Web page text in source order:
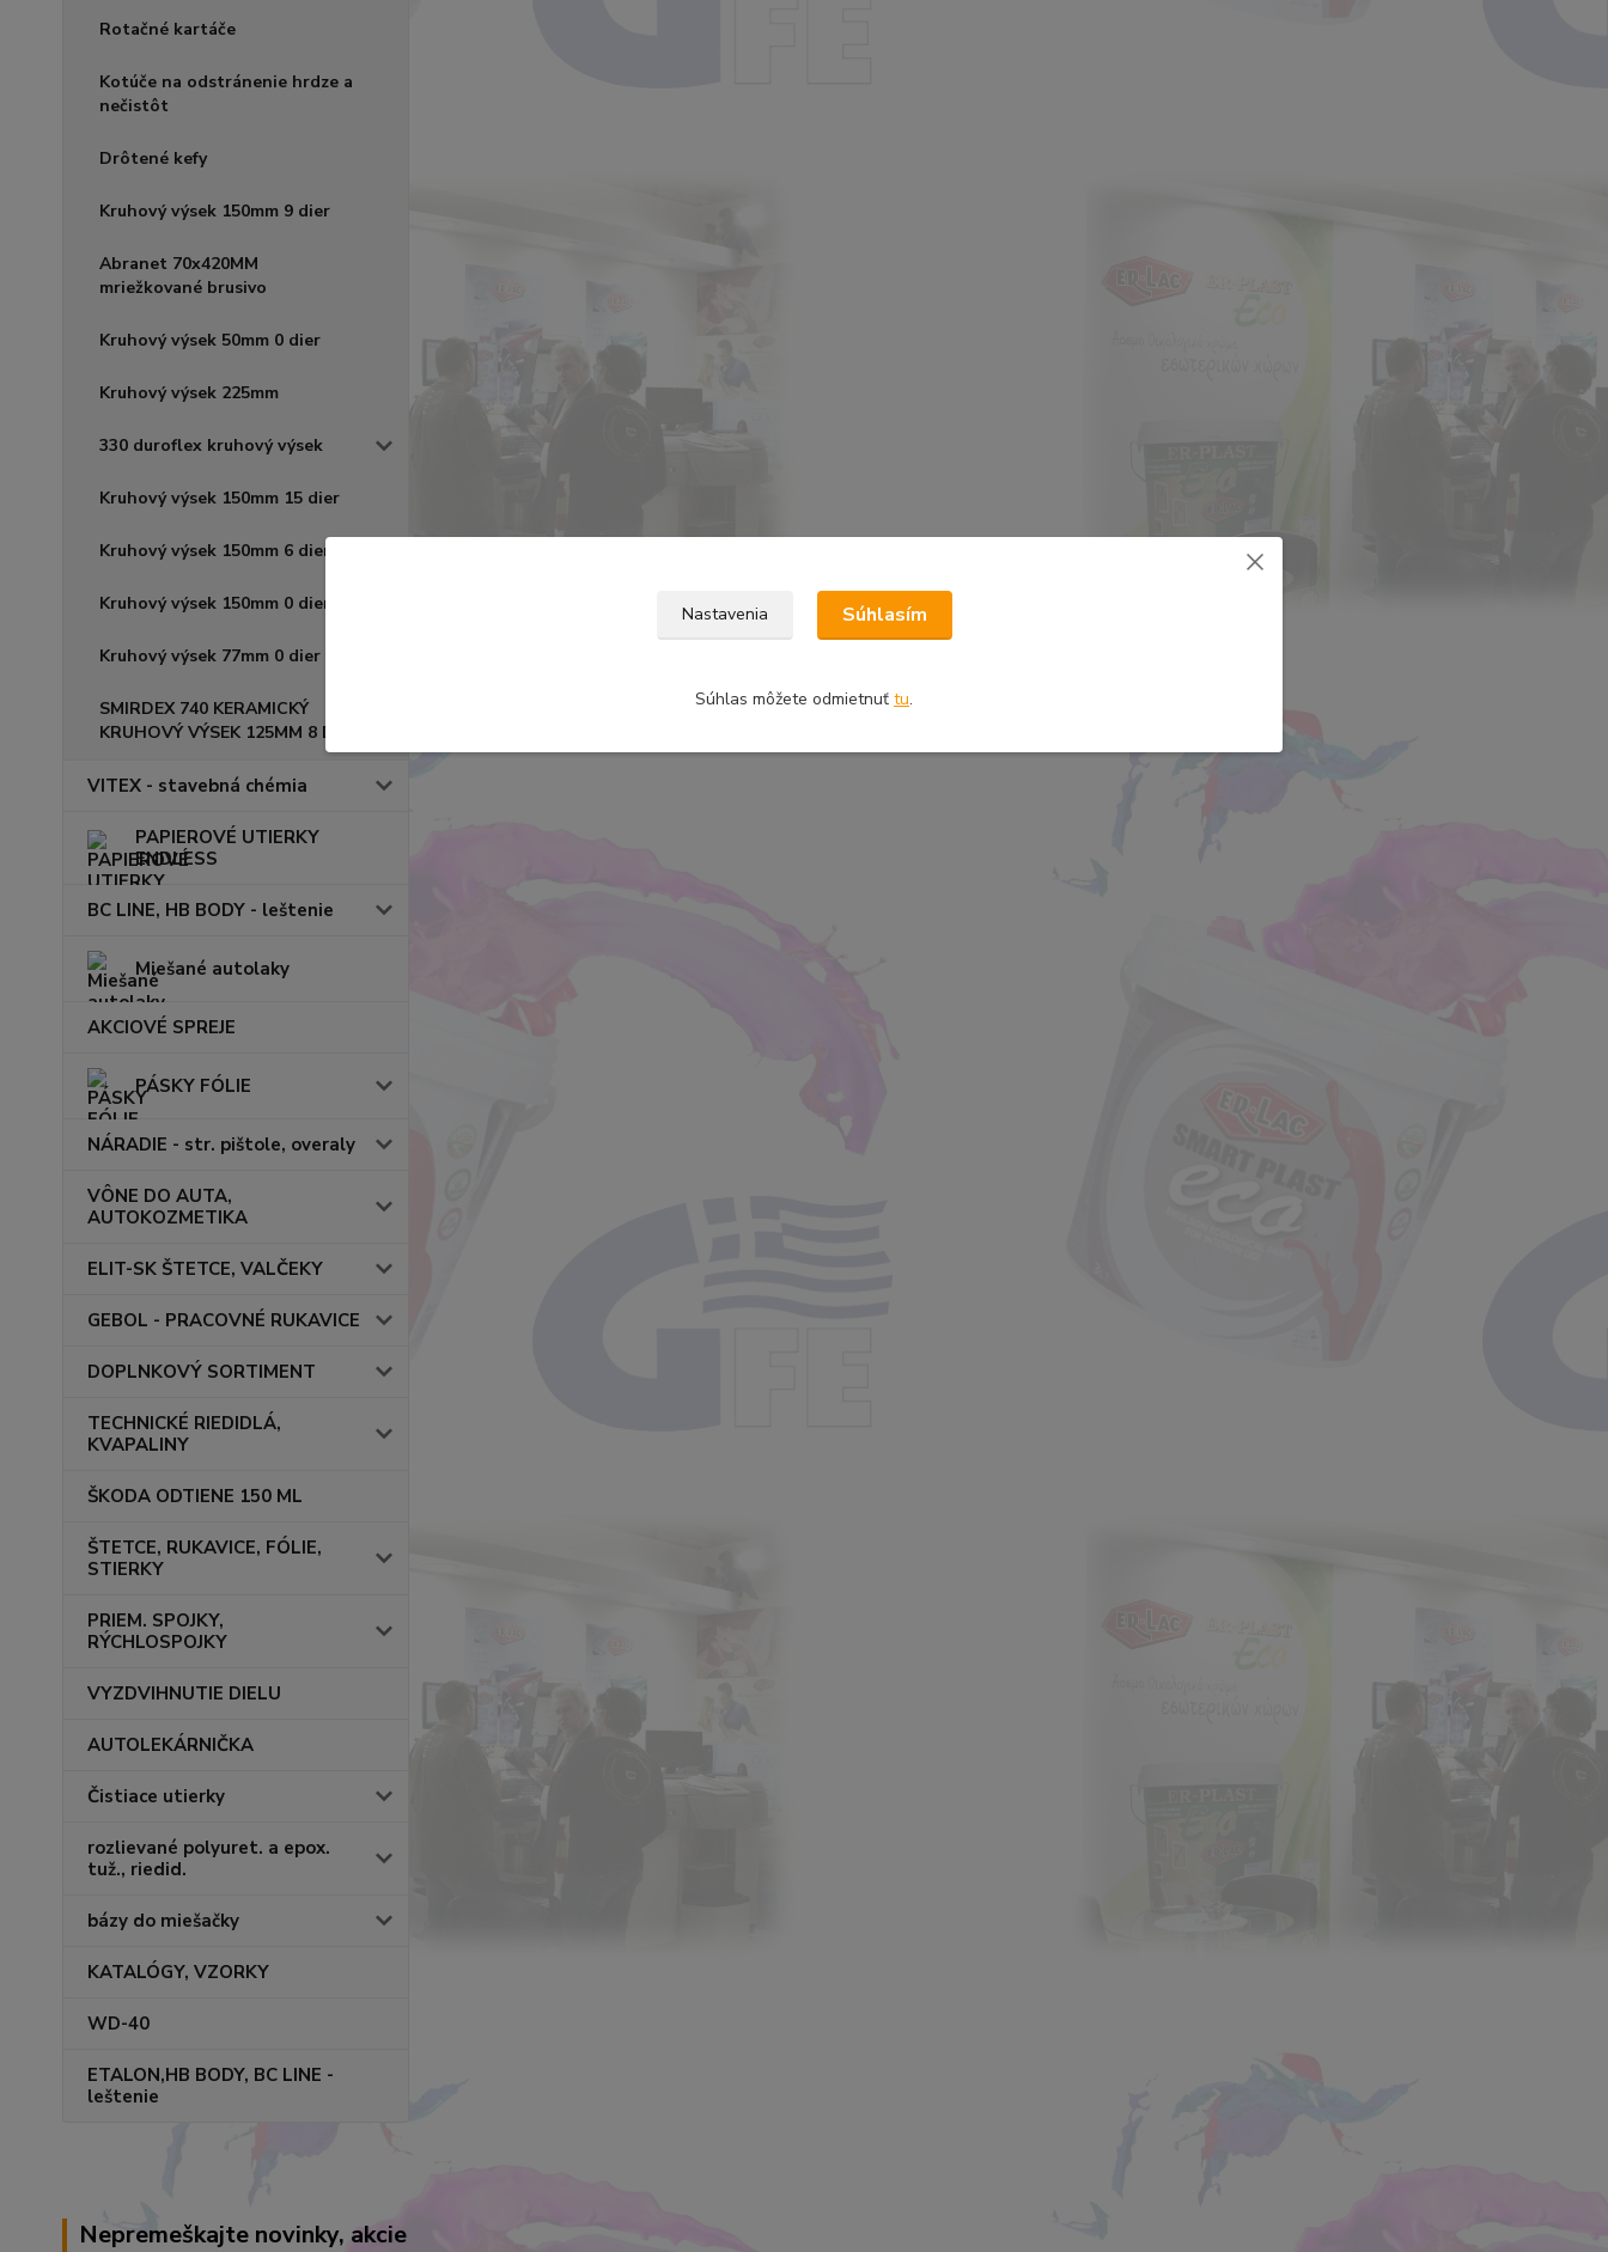
Rotačné kartáče
Kotúče na odstránenie hrdze a
nečistôt
Drôtené kefy
Kruhový výsek 150mm 9 dier
Abranet 70x420MM
mriežkované brusivo
Kruhový výsek 50mm 0 dier
Kruhový výsek 225mm
330 duroflex kruhový výsek
Kruhový výsek 150mm 15 dier
Kruhový výsek 150mm 6 dier
Kruhový výsek 150mm 0 dier
Kruhový výsek 77mm 0 dier
SMIRDEX 740 KERAMICKÝ
KRUHOVÝ VÝSEK 125MM 8 DIER
VITEX - stavebná chémia
PAPIEROVÉ UTIERKY
ENDLESS
BC LINE, HB BODY - leštenie
Miešané autolaky
AKCIOVÉ SPREJE
PÁSKY FÓLIE
NÁRADIE - str. pištole, overaly
VÔNE DO AUTA,
AUTOKOZMETIKA
ELIT-SK ŠTETCE, VALČEKY
GEBOL - PRACOVNÉ RUKAVICE
DOPLNKOVÝ SORTIMENT
TECHNICKÉ RIEDIDLÁ,
KVAPALINY
ŠKODA ODTIENE 150 ML
ŠTETCE, RUKAVICE, FÓLIE,
STIERKY
PRIEM. SPOJKY,
RÝCHLOSPOJKY
VYZDVIHNUTIE DIELU
AUTOLEKÁRNIČKA
Čistiace utierky
rozlievané polyuret. a epox.
tuž., riedid.
bázy do miešačky
KATALÓGY, VZORKY
WD-40
ETALON,HB BODY, BC LINE -
leštenie
Nepremeškajte novinky, akcie
Nastavenia Súhlasím
Súhlas môžete odmietnuť tu.